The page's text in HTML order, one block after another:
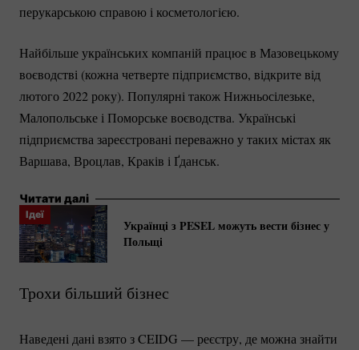
перукарською справою і косметологією.
Найбільше українських компаній працює в Мазовецькому
воєводстві (кожна четверте підприємство, відкрите від
лютого 2022 року). Популярні також Нижньосілезьке,
Малопольське і Поморське воєводства. Українські
підприємства зареєстровані переважно у таких містах як
Варшава, Вроцлав, Краків і Ґданськ.
Читати далі
Ідеї
Українці з PESEL можуть вести бізнес у
Польщі
Трохи більший бізнес
Наведені дані взято з CEIDG — реєстру, де можна знайти